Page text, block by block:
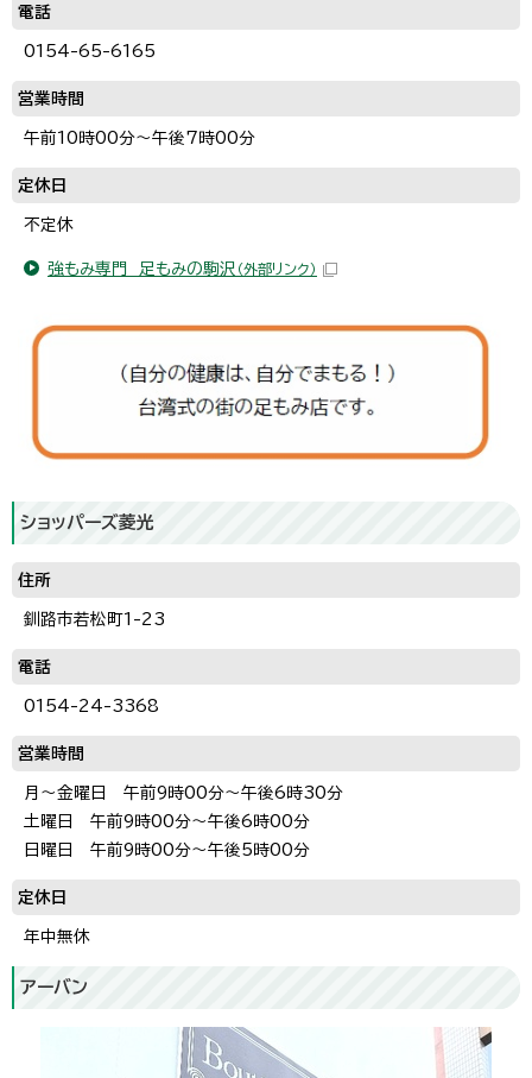
電話
0154-65-6165
営業時間
午前10時00分～午後7時00分
定休日
不定休
強もみ専門 足もみの駒沢 （外部リンク）
ショッパーズ菱光
住所
釧路市若松町1-23
電話
0154-24-3368
営業時間
月～金曜日 午前9時00分～午後6時30分
土曜日 午前9時00分～午後6時00分
日曜日 午前9時00分～午後5時00分
定休日
年中無休
アーバン